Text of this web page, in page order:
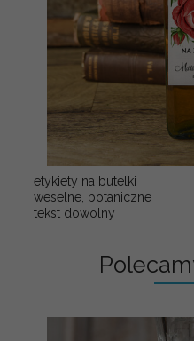
etykiety na butelki
weselne, botaniczne
tekst dowolny